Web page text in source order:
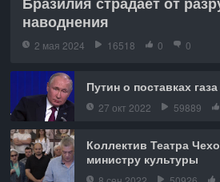
наводнения
2 мая 2024 16518 0 0
Путин о поставках
27 окт 2022 59889
Коллектив Театра
министру культуры